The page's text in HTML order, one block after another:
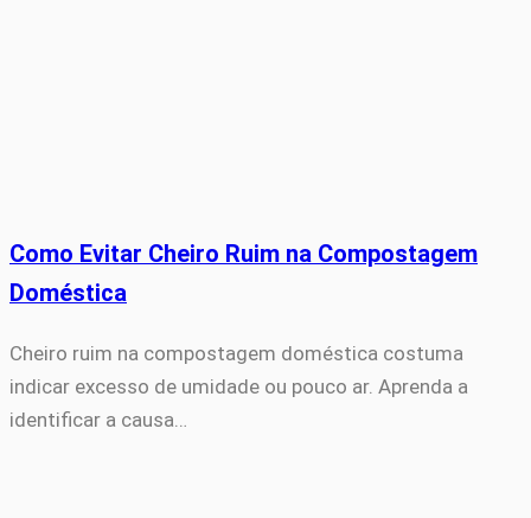
Como Evitar Cheiro Ruim na Compostagem
Doméstica
Cheiro ruim na compostagem doméstica costuma
indicar excesso de umidade ou pouco ar. Aprenda a
identificar a causa…